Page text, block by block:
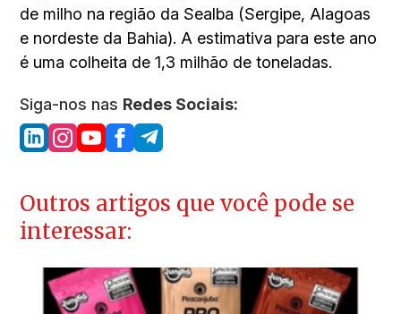
de milho na região da Sealba (Sergipe, Alagoas
e nordeste da Bahia). A estimativa para este ano
é uma colheita de 1,3 milhão de toneladas.
Siga-nos nas Redes Sociais:
Outros artigos que você pode se
interessar: